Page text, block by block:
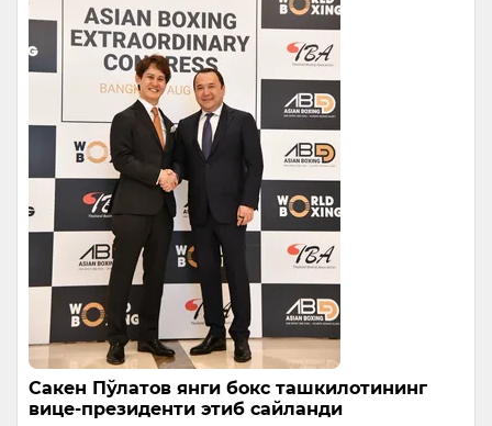
Сакен Пўлатов янги бокс ташкилотининг
вице-президенти этиб сайланди